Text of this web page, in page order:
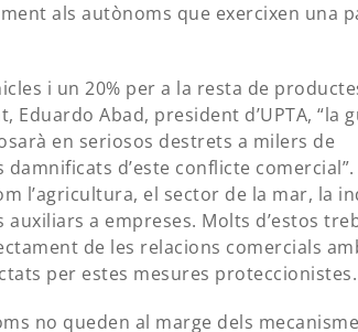
als autònoms que exercixen una
i un 20% per a la resta de
Abad, president d’UPTA, “la
en seriosos destrets a milers de
d’este conflicte comercial”.
l’agricultura, el sector de la mar, la
a empreses. Molts d’estos
de les relacions comercials
per estes mesures proteccionistes.
no queden al marge dels